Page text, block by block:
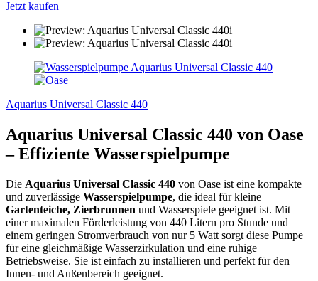
Jetzt kaufen
Aquarius Universal Classic 440
Aquarius Universal Classic 440 von Oase
– Effiziente Wasserspielpumpe
Die Aquarius Universal Classic 440 von Oase ist eine kompakte
und zuverlässige Wasserspielpumpe, die ideal für kleine
Gartenteiche, Zierbrunnen und Wasserspiele geeignet ist. Mit
einer maximalen Förderleistung von 440 Litern pro Stunde und
einem geringen Stromverbrauch von nur 5 Watt sorgt diese Pumpe
für eine gleichmäßige Wasserzirkulation und eine ruhige
Betriebsweise. Sie ist einfach zu installieren und perfekt für den
Innen- und Außenbereich geeignet.